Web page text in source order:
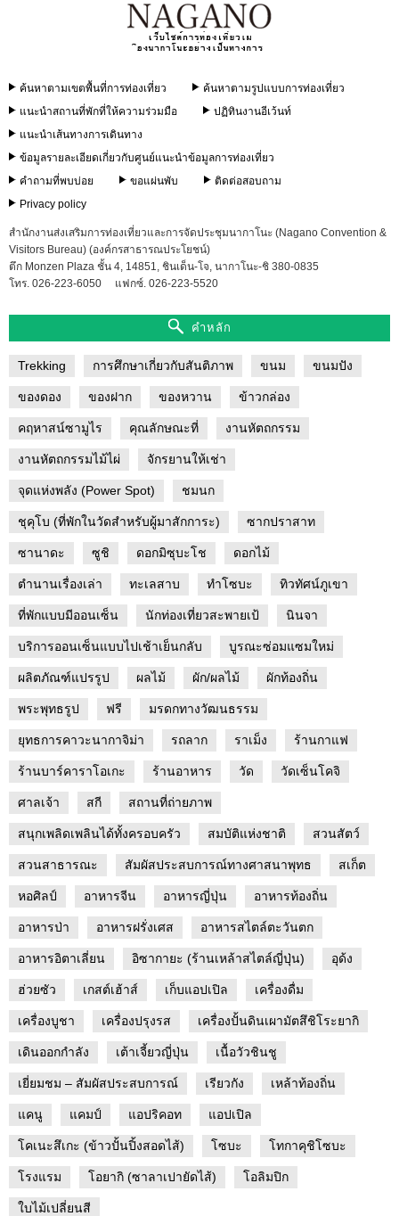
ศูนย์
แนะนำ
การ
ท่อง
เที่ยว
คำถาม
ที่
พบ
บ่อย
แผ่น
ติดต่อ
ค้นหาตามเขตพื้นที่การท่องเที่ยว
ค้นหาตามรูปแบบการท่องเที่ยว
แนะนำสถานที่พักที่ให้ความร่วมมือ
ปฏิทินงานอีเว้นท์
แนะนำเส้นทางการเดินทาง
ข้อมูลรายละเอียดเกี่ยวกับศูนย์แนะนำข้อมูลการท่องเที่ยว
คำถามที่พบบ่อย
ขอแผ่นพับ
ติดต่อสอบถาม
Privacy policy
สำนักงานส่งเสริมการท่องเที่ยวและการจัดประชุมนากาโนะ (Nagano Convention &
Visitors Bureau) (องค์กรสาธารณประโยชน์)
ตึก Monzen Plaza ชั้น 4, 14851, ชินเด็น-โจ, นากาโนะ-ชิ 380-0835
โทร. 026-223-6050
แฟกซ์. 026-223-5520
คำหลัก
Trekking การศึกษาเกี่ยวกับสันติภาพ ขนม ขนมปัง
ของดอง ของฝาก ของหวาน ข้าวกล่อง
คฤหาสน์ซามูไร คุณลักษณะที่ งานหัตถกรรม
งานหัตถกรรมไม้ไผ่ จักรยานให้เช่า
จุดแห่งพลัง (Power Spot) ชมนก
ชุคุโบ (ที่พักในวัดสำหรับผู้มาสักการะ) ซากปราสาท
ซานาดะ ซูชิ ดอกมิซุบะโช ดอกไม้
ตำนานเรื่องเล่า ทะเลสาบ ทำโซบะ ทิวทัศน์ภูเขา
ที่พักแบบมีออนเซ็น นักท่องเที่ยวสะพายเป้ นินจา
บริการออนเซ็นแบบไปเช้าเย็นกลับ บูรณะซ่อมแซมใหม่
ผลิตภัณฑ์แปรรูป ผลไม้ ผัก/ผลไม้ ผักท้องถิ่น
พระพุทธรูป ฟรี มรดกทางวัฒนธรรม
ยุทธการคาวะนากาจิม่า รถลาก ราเม็ง ร้านกาแฟ
ร้านบาร์คาราโอเกะ ร้านอาหาร วัด วัดเซ็นโคจิ
ศาลเจ้า สกี สถานที่ถ่ายภาพ
สนุกเพลิดเพลินได้ทั้งครอบครัว สมบัติแห่งชาติ สวนสัตว์
สวนสาธารณะ สัมผัสประสบการณ์ทางศาสนาพุทธ สเก็ต
หอศิลป์ อาหารจีน อาหารญี่ปุ่น อาหารท้องถิ่น
อาหารป่า อาหารฝรั่งเศส อาหารสไตล์ตะวันตก
อาหารอิตาเลี่ยน อิซากายะ (ร้านเหล้าสไตล์ญี่ปุ่น) อุด้ง
ฮ่วยซัว เกสต์เฮ้าส์ เก็บแอปเปิล เครื่องดื่ม
เครื่องบูชา เครื่องปรุงรส เครื่องปั้นดินเผามัตสึชิโระยากิ
เดินออกกำลัง เต้าเจี้ยวญี่ปุ่น เนื้อวัวชินชู
เยี่ยมชม – สัมผัสประสบการณ์ เรียวกัง เหล้าท้องถิ่น
แคนู แคมป์ แอปริคอท แอปเปิล
โคเนะสึเกะ (ข้าวปั้นปิ้งสอดไส้) โซบะ โทกาคุชิโซบะ
โรงแรม โอยากิ (ซาลาเปายัดไส้) โอลิมปิก
ใบไม้เปลี่ยนสี